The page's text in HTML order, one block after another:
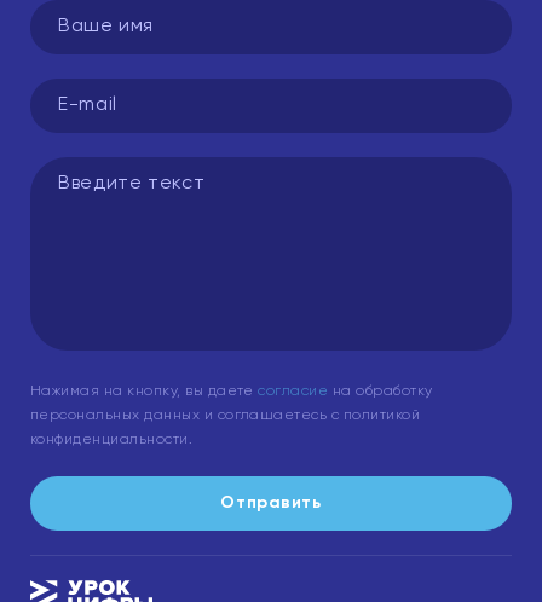
Нажимая на кнопку, вы даетесогласие на обработку
персональных данных и соглашаетесь с политикой
конфиденциальности.
Отправить